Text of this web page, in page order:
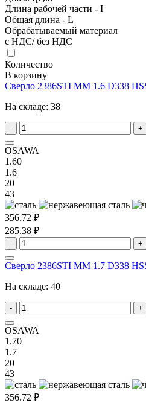
Длина рабочей части - I
Общая длина - L
Обрабатываемый материал
с НДС/ без НДС
Количество
В корзину
Сверло 2386STI MM 1.6 D338
На складе: 38
- +
OSAWA
1.60
1.6
20
43
356.72 ₽
285.38 ₽
- +
Сверло 2386STI MM 1.7 D338
На складе: 40
- +
OSAWA
1.70
1.7
20
43
356.72 ₽